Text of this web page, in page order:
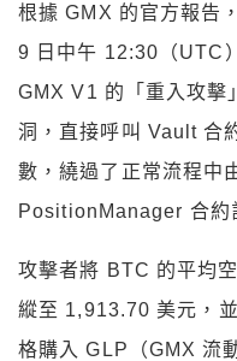
根據 GMX 的官方報告
9 日中午 12:30（UTC
GMX V1 的「重入攻
洞，直接呼叫 Vault 合
數，繞過了正常流程中
PositionManager 合約
攻擊者將 BTC 的平均
縱至 1,913.70 美元，
格購入 GLP（GMX 流